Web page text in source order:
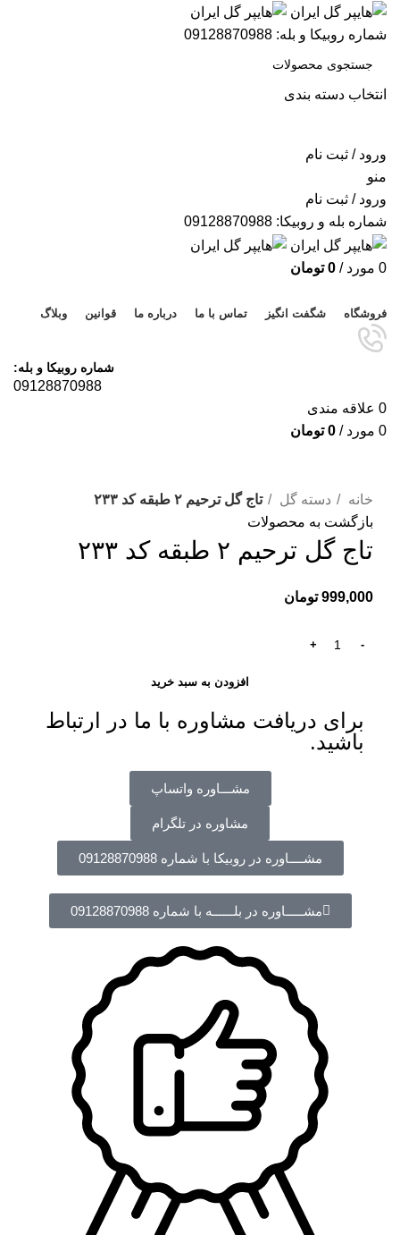
شماره روبیکا و بله: 09128870988
انتخاب دسته بندی
ورود / ثبت نام
منو
ورود / ثبت نام
شماره بله و روبیکا: 09128870988
0 مورد /
0 تومان
فروشگاه شگفت انگیز تماس با ما درباره ما قوانین وبلاگ
شماره روبیکا و بله:
09128870988
0 علاقه مندی
0 مورد /
0 تومان
خانه
دسته گل
تاج گل ترحیم ۲ طبقه کد ۲۳۳
بازگشت به محصولات
تاج گل ترحیم ۲ طبقه کد ۲۳۳
999,000 تومان
افزودن به سبد خرید
برای دریافت مشاوره با ما در ارتباط
باشید.
مشـــاوره واتساپ
مشاوره در تلگرام
مشــــاوره در روبیکا با شماره 09128870988
مشـــــاوره در بلــــــه با شماره 09128870988